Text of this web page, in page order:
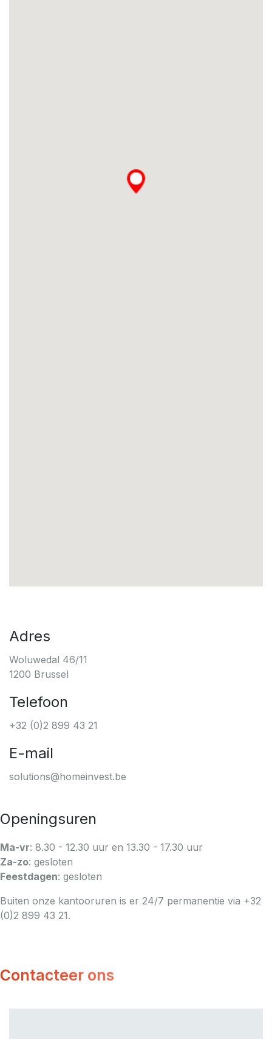
Adres
Woluwedal 46/11
1200 Brussel
Telefoon
+32 (0)2 899 43 21
E-mail
solutions@homeinvest.be
Openingsuren
Ma-vr: 8.30 - 12.30 uur en 13.30 - 17.30 uur
Za-zo: gesloten
Feestdagen: gesloten
Buiten onze kantooruren is er 24/7 permanentie via +32
(0)2 899 43 21.
Contacteer ons